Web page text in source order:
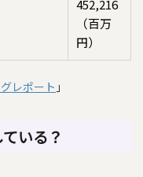
452,216
（百万
円）
レポート 」
いる？